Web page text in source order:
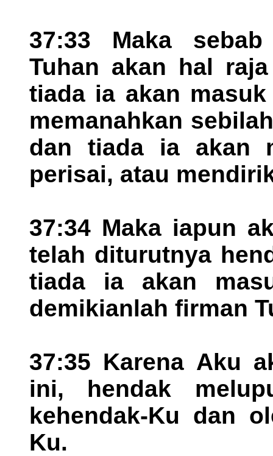
37:33 Maka
Tuhan akan hal
tiada ia akan
memanahkan
dan tiada ia akan
perisai, atau
37:34 Maka iapun
telah diturutnya
tiada ia akan
demikianlah firman
37:35 Karena Aku
ini, hendak
kehendak-Ku dan
Ku.